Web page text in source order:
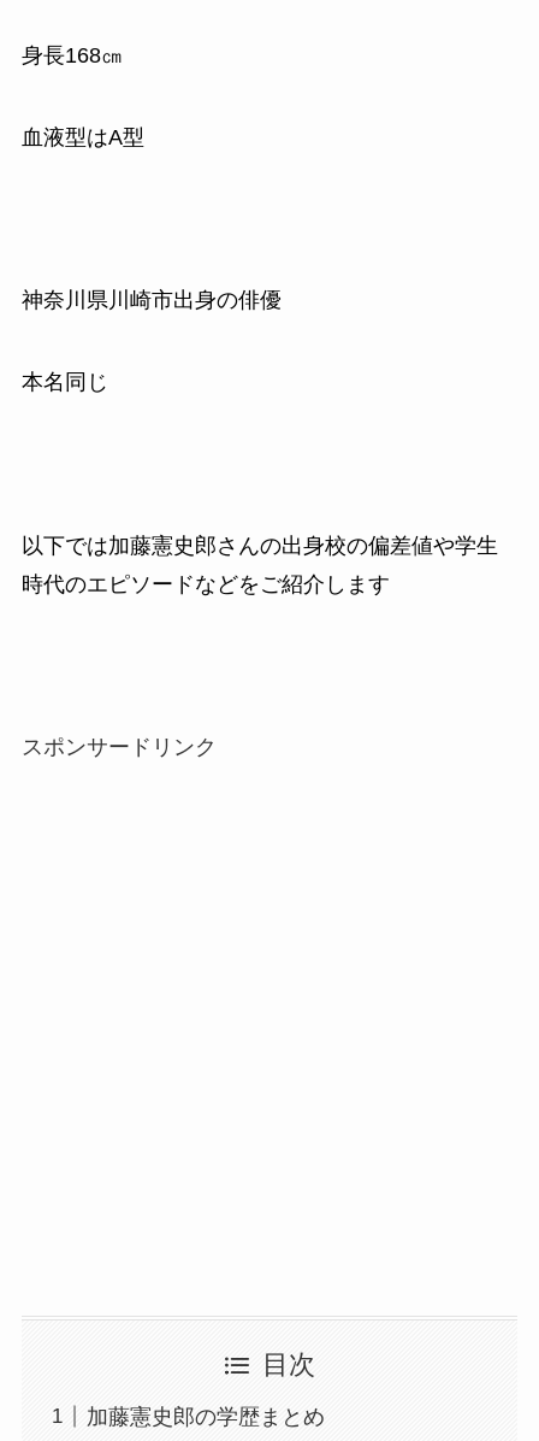
身長168㎝
血液型はA型
神奈川県川崎市出身の俳優
本名同じ
以下では加藤憲史郎さんの出身校の偏差値や学生
時代のエピソードなどをご紹介します
スポンサードリンク
目次
加藤憲史郎の学歴まとめ